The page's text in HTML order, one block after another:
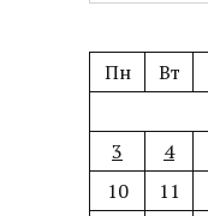
Пн Вт
3
4
10
11